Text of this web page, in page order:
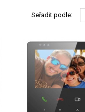
Seřadit podle: